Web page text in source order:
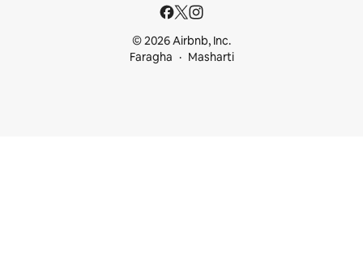
© 2026 Airbnb, Inc.
Faragha
Masharti